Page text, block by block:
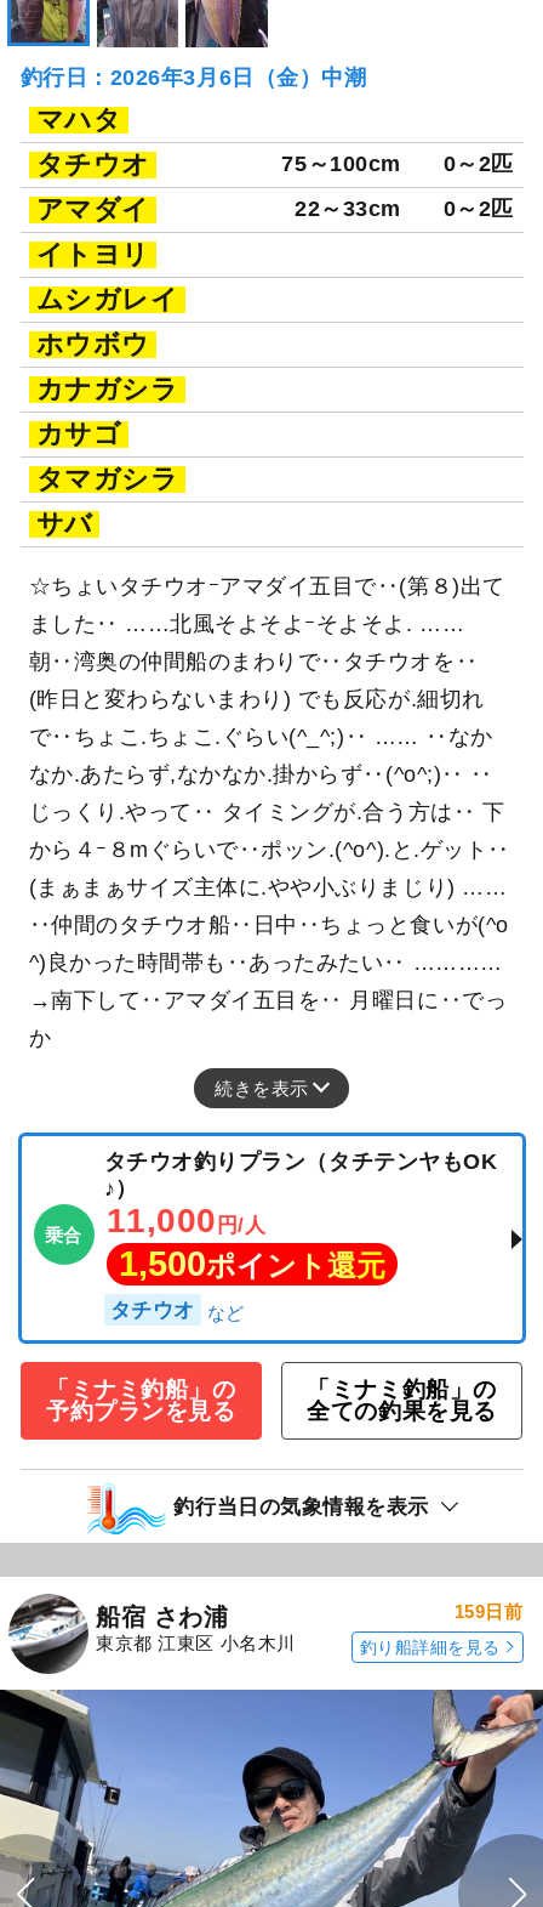
釣行日：2026年3月6日（金）中潮
マハタ
タチウオ
75～100cm 0～2匹
アマダイ 22～33cm 0～2匹
イトヨリ
ムシガレイ
ホウボウ
カナガシラ
カサゴ
タマガシラ
サバ
☆ちょいタチウオｰアマダイ五目で‥(第８)出て
ました‥ ……北風そよそよｰそよそよ. ……
朝‥湾奥の仲間船のまわりで‥タチウオを‥
(昨日と変わらないまわり) でも反応が.細切れ
で‥ちょこ.ちょこ.ぐらい(^_^;)‥ …… ‥なか
なか.あたらず,なかなか.掛からず‥(^o^;)‥ ‥
じっくり.やって‥ タイミングが.合う方は‥ 下
から４ｰ８mぐらいで‥ポッン.(^o^).と.ゲット‥
(まぁまぁサイズ主体に.やや小ぶりまじり) ……
‥仲間のタチウオ船‥日中‥ちょっと食いが(^o
^)良かった時間帯も‥あったみたい‥ …………
→南下して‥アマダイ五目を‥ 月曜日に‥でっ
か
続きを表示
乗合
タチウオ釣りプラン（タチテンヤもOK
♪）
11,000 円/人
1,500ポイント還元
タチウオ
「ミナミ釣船」の
予約プランを見る
「ミナミ釣船」の
全ての釣果を見る
釣行当日の気象情報を表示
船宿 さわ浦
東京都 江東区 小名木川
159日前
釣り船詳細を見る